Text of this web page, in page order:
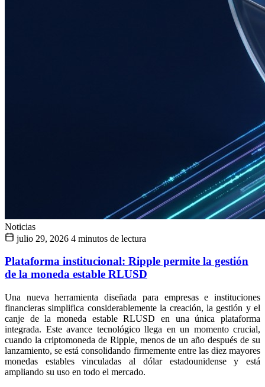
Noticias
julio 29, 2026 4 minutos de lectura
Plataforma institucional: Ripple permite la gestión
de la moneda estable RLUSD
Una nueva herramienta diseñada para empresas e instituciones
financieras simplifica considerablemente la creación, la gestión y el
canje de la moneda estable RLUSD en una única plataforma
integrada. Este avance tecnológico llega en un momento crucial,
cuando la criptomoneda de Ripple, menos de un año después de su
lanzamiento, se está consolidando firmemente entre las diez mayores
monedas estables vinculadas al dólar estadounidense y está
ampliando su uso en todo el mercado.